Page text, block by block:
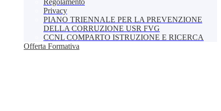
Regolamento
Privacy
PIANO TRIENNALE PER LA PREVENZIONE
DELLA CORRUZIONE USR FVG
CCNL COMPARTO ISTRUZIONE E RICERCA
Offerta Formativa